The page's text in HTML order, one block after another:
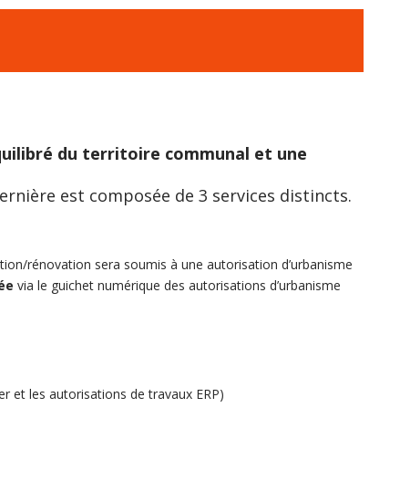
du territoire communal et une
est composée de 3 services distincts.
rénovation sera soumis à une autorisation d’urbanisme
via le guichet numérique des autorisations d’urbanisme
et les autorisations de travaux ERP)